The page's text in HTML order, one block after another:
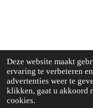
Deze website maakt
ervaring te verbeteren
advertenties weer te
klikken, gaat u akkoord
cookies.